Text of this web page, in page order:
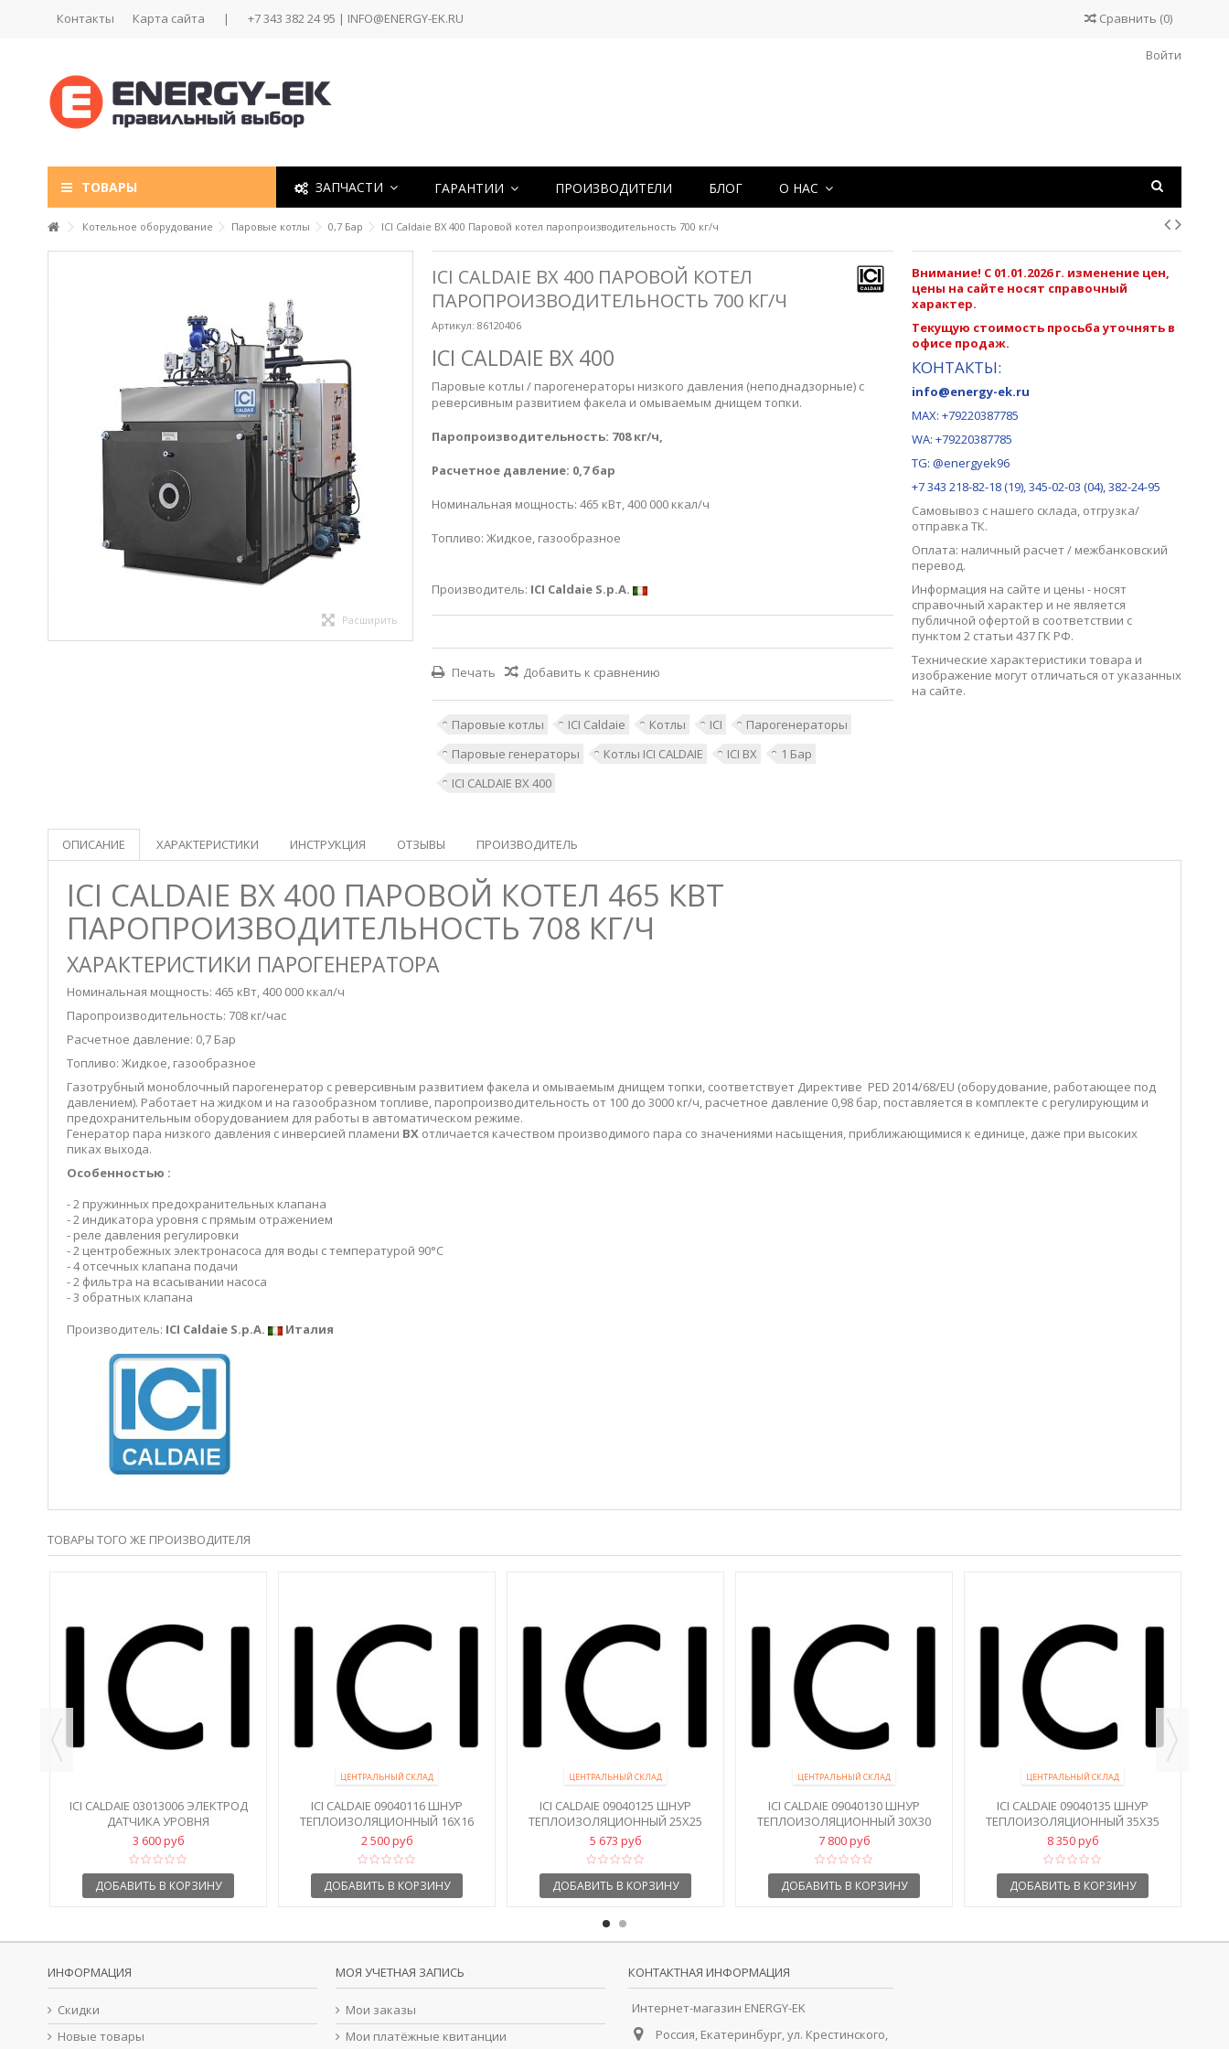
Контакты Карта сайта | +7 343 382 24 95 | INFO@ENERGY-EK.RU Сравнить (0)
Войти
ТОВАРЫ ЗАПЧАСТИ ГАРАНТИИ ПРОИЗВОДИТЕЛИ БЛОГ О НАС
Котельное оборудование Паровые котлы 0,7 Бар ICI Caldaie BX 400 Паровой котел паропроизводительность 700 кг/ч
Расширить
ICI CALDAIE BX 400 ПАРОВОЙ КОТЕЛ
ПАРОПРОИЗВОДИТЕЛЬНОСТЬ 700 КГ/Ч
Артикул: 86120406
ICI CALDAIE BX 400
Паровые котлы / парогенераторы низкого давления (неподнадзорные) с
реверсивным развитием факела и омываемым днищем топки.
Паропроизводительность: 708 кг/ч,
Расчетное давление: 0,7 бар
Номинальная мощность: 465 кВт, 400 000 ккал/ч
Топливо: Жидкое, газообразное
Производитель: ICI Caldaie S.p.A.
Печать Добавить к сравнению
Паровые котлы ICI Caldaie Котлы ICI
Парогенераторы
Паровые генераторы
Котлы ICI CALDAIE ICI BX
1 Бар
ICI CALDAIE BX 400
Внимание! С 01.01.2026 г. изменение цен,
цены на сайте носят справочный
характер.
Текущую стоимость просьба уточнять в
офисе продаж.
КОНТАКТЫ:
info@energy-ek.ru
MAX: +79220387785
WA: +79220387785
TG: @energyek96
+7 343 218-82-18 (19), 345-02-03 (04), 382-24-95
Самовывоз с нашего склада, отгрузка/
отправка ТК.
Оплата: наличный расчет / межбанковский
перевод.
Информация на сайте и цены - носят
справочный характер и не является
публичной офертой в соответствии с
пунктом 2 статьи 437 ГК РФ.
Технические характеристики товара и
изображение могут отличаться от указанных
на сайте.
ОПИСАНИЕ ХАРАКТЕРИСТИКИ ИНСТРУКЦИЯ ОТЗЫВЫ ПРОИЗВОДИТЕЛЬ
ICI CALDAIE BX 400 ПАРОВОЙ КОТЕЛ 465 КВТ
ПАРОПРОИЗВОДИТЕЛЬНОСТЬ 708 КГ/Ч
ХАРАКТЕРИСТИКИ ПАРОГЕНЕРАТОРА
Номинальная мощность: 465 кВт, 400 000 ккал/ч
Паропроизводительность: 708 кг/час
Расчетное давление: 0,7 Бар
Топливо: Жидкое, газообразное
Газотрубный моноблочный парогенератор с реверсивным развитием факела и омываемым днищем топки, соответствует Директиве PED 2014/68/EU (оборудование, работающее под
давлением). Работает на жидком и на газообразном топливе, паропроизводительность от 100 до 3000 кг/ч, расчетное давление 0,98 бар, поставляется в комплекте с регулирующим и
предохранительным оборудованием для работы в автоматическом режиме.
Генератор пара низкого давления с инверсией пламени BX отличается качеством производимого пара со значениями насыщения, приближающимися к единице, даже при высоких
пиках выхода.
Особенностью :
- 2 пружинных предохранительных клапана
- 2 индикатора уровня с прямым отражением
- реле давления регулировки
- 2 центробежных электронасоса для воды с температурой 90°C
- 4 отсечных клапана подачи
- 2 фильтра на всасывании насоса
- 3 обратных клапана
Производитель: ICI Caldaie S.p.A. Италия
ТОВАРЫ ТОГО ЖЕ ПРОИЗВОДИТЕЛЯ
ICI CALDAIE 03013006 ЭЛЕКТРОД
ДАТЧИКА УРОВНЯ
3 600 руб
ДОБАВИТЬ В КОРЗИНУ
ЦЕНТРАЛЬНЫЙ СКЛАД
ICI CALDAIE 09040116 ШНУР
ТЕПЛОИЗОЛЯЦИОННЫЙ 16Х16
2 500 руб
ДОБАВИТЬ В КОРЗИНУ
ЦЕНТРАЛЬНЫЙ СКЛАД
ICI CALDAIE 09040125 ШНУР
ТЕПЛОИЗОЛЯЦИОННЫЙ 25X25
5 673 руб
ДОБАВИТЬ В КОРЗИНУ
ЦЕНТРАЛЬНЫЙ СКЛАД
ICI CALDAIE 09040130 ШНУР
ТЕПЛОИЗОЛЯЦИОННЫЙ 30Х30
7 800 руб
ДОБАВИТЬ В КОРЗИНУ
ЦЕНТРАЛЬНЫЙ СКЛАД
ICI CALDAIE 09040135 ШНУР
ТЕПЛОИЗОЛЯЦИОННЫЙ 35Х35
8 350 руб
ДОБАВИТЬ В КОРЗИНУ
ИНФОРМАЦИЯ
Скидки
Новые товары
МОЯ УЧЕТНАЯ ЗАПИСЬ
Мои заказы
Мои платёжные квитанции
КОНТАКТНАЯ ИНФОРМАЦИЯ
Интернет-магазин ENERGY-EK
Россия, Екатеринбург, ул. Крестинского,